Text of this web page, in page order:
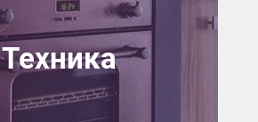
Техника